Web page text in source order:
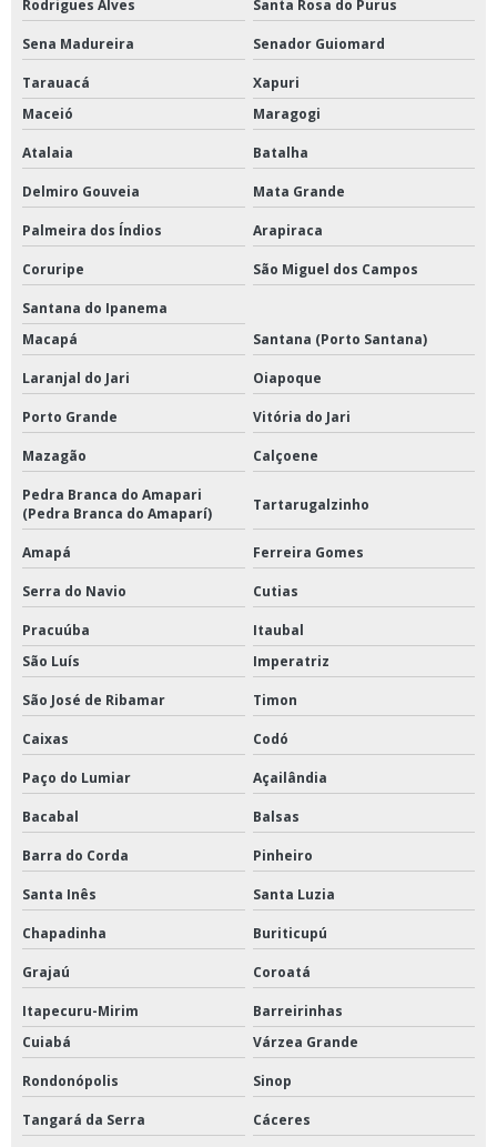
Rodrigues Alves Santa Rosa do Purus
Sena Madureira Senador Guiomard
Tarauacá
Xapuri
Maceió
Maragogi
Atalaia Batalha
Delmiro Gouveia Mata Grande
Palmeira dos Índios Arapiraca
Coruripe São Miguel dos Campos
Santana do Ipanema
Macapá
Santana (Porto Santana)
Laranjal do Jari Oiapoque
Porto Grande Vitória do Jari
Mazagão Calçoene
Pedra Branca do Amapari
(Pedra Branca do Amaparí)
Tartarugalzinho
Amapá Ferreira Gomes
Serra do Navio Cutias
Pracuúba
Itaubal
São Luís
Imperatriz
São José de Ribamar Timon
Caixas Codó
Paço do Lumiar Açailândia
Bacabal Balsas
Barra do Corda Pinheiro
Santa Inês Santa Luzia
Chapadinha Buriticupú
Grajaú Coroatá
Itapecuru-Mirim
Barreirinhas
Cuiabá
Várzea Grande
Rondonópolis Sinop
Tangará da Serra Cáceres